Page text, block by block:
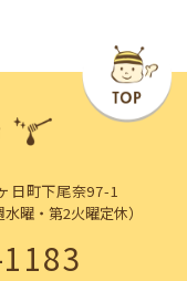
日町下尾奈97-1
曜・第2火曜定休）